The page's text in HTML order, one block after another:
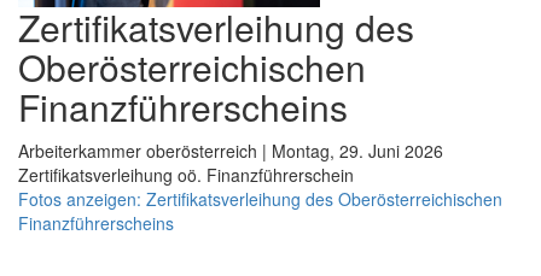
Zertifikatsverleihung des
Oberösterreichischen
Finanzführerscheins
Arbeiterkammer oberösterreich | Montag, 29. Juni 2026
Zertifikatsverleihung oö. Finanzführerschein
Fotos anzeigen: Zertifikatsverleihung des Oberösterreichischen
Finanzführerscheins